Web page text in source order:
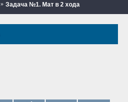
Задача №1. Мат в 2 хода